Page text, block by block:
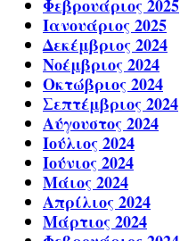
Φεβρουάριος 2025
Ιανουάριος 2025
Δεκέμβριος 2024
Νοέμβριος 2024
Οκτώβριος 2024
Σεπτέμβριος 2024
Αύγουστος 2024
Ιούλιος 2024
Ιούνιος 2024
Μάιος 2024
Απρίλιος 2024
Μάρτιος 2024